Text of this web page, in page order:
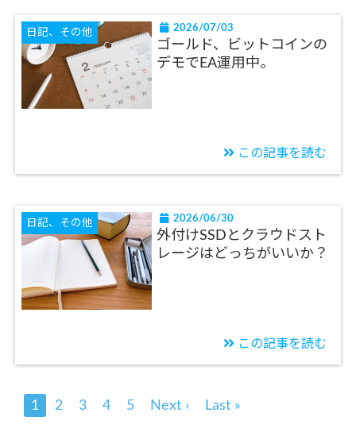
日記、その他 2026/07/03
ゴールド、ビットコインの
デモでEA運用中。
この記事を読む
日記、その他 2026/06/30
外付けSSDとクラウドスト
レージはどっちがいいか？
この記事を読む
1 2 3 4 5 Next › Last »